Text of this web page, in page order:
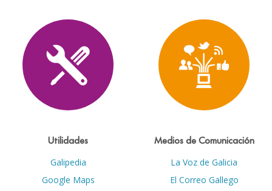
Utilidades
Galipedia
Google Maps
Medios de Comunicación
La Voz de Galicia
El Correo Gallego